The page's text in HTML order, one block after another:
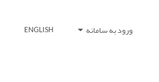
ورود به سامانه ENGLISH